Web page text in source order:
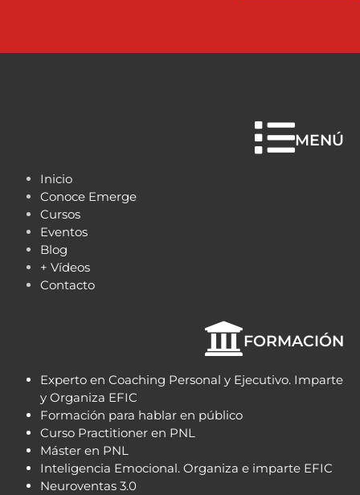
MENÚ
Inicio
Conoce Emerge
Cursos
Eventos
Blog
+ Vídeos
Contacto
FORMACIÓN
Experto en Coaching Personal y Ejecutivo. Imparte
y Organiza EFIC
Formación para hablar en público
Curso Practitioner en PNL
Máster en PNL
Inteligencia Emocional. Organiza e imparte EFIC
Neuroventas 3.0